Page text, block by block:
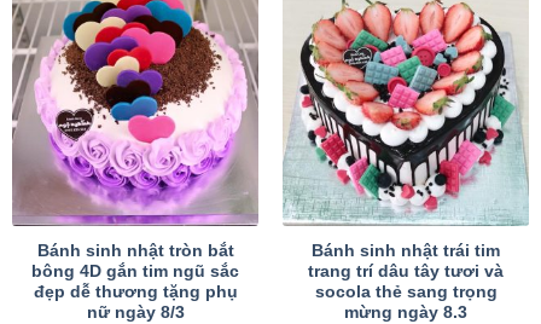
Bánh sinh nhật tròn bắt
bông 4D gắn tim ngũ sắc
đẹp dễ thương tặng phụ
nữ ngày 8/3
Bánh sinh nhật trái tim
trang trí dâu tây tươi và
socola thẻ sang trọng
mừng ngày 8.3